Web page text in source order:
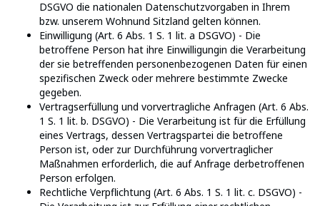
DSGVO die nationalen Datenschutzvorgaben in Ihrem
bzw. unserem Wohnund Sitzland gelten können.
Einwilligung (Art. 6 Abs. 1 S. 1 lit. a DSGVO) - Die
betroffene Person hat ihre Einwilligungin die Verarbeitung
der sie betreffenden personenbezogenen Daten für einen
spezifischen Zweck oder mehrere bestimmte Zwecke
gegeben.
Vertragserfüllung und vorvertragliche Anfragen (Art. 6 Abs.
1 S. 1 lit. b. DSGVO) - Die Verarbeitung ist für die Erfüllung
eines Vertrags, dessen Vertragspartei die betroffene
Person ist, oder zur Durchführung vorvertraglicher
Maßnahmen erforderlich, die auf Anfrage derbetroffenen
Person erfolgen.
Rechtliche Verpflichtung (Art. 6 Abs. 1 S. 1 lit. c. DSGVO) -